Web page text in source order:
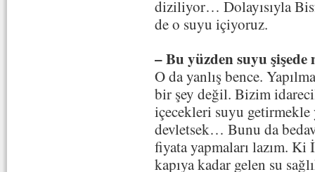
diziliyor… Dolayısıyla
de o suyu içiyoruz.
– Bu yüzden suyu şişede
O da yanlış bence.
bir şey değil. Bizim
içecekleri suyu getirmekle
devletsek… Bunu da
fiyata yapmaları lazım.
kapıya kadar gelen su